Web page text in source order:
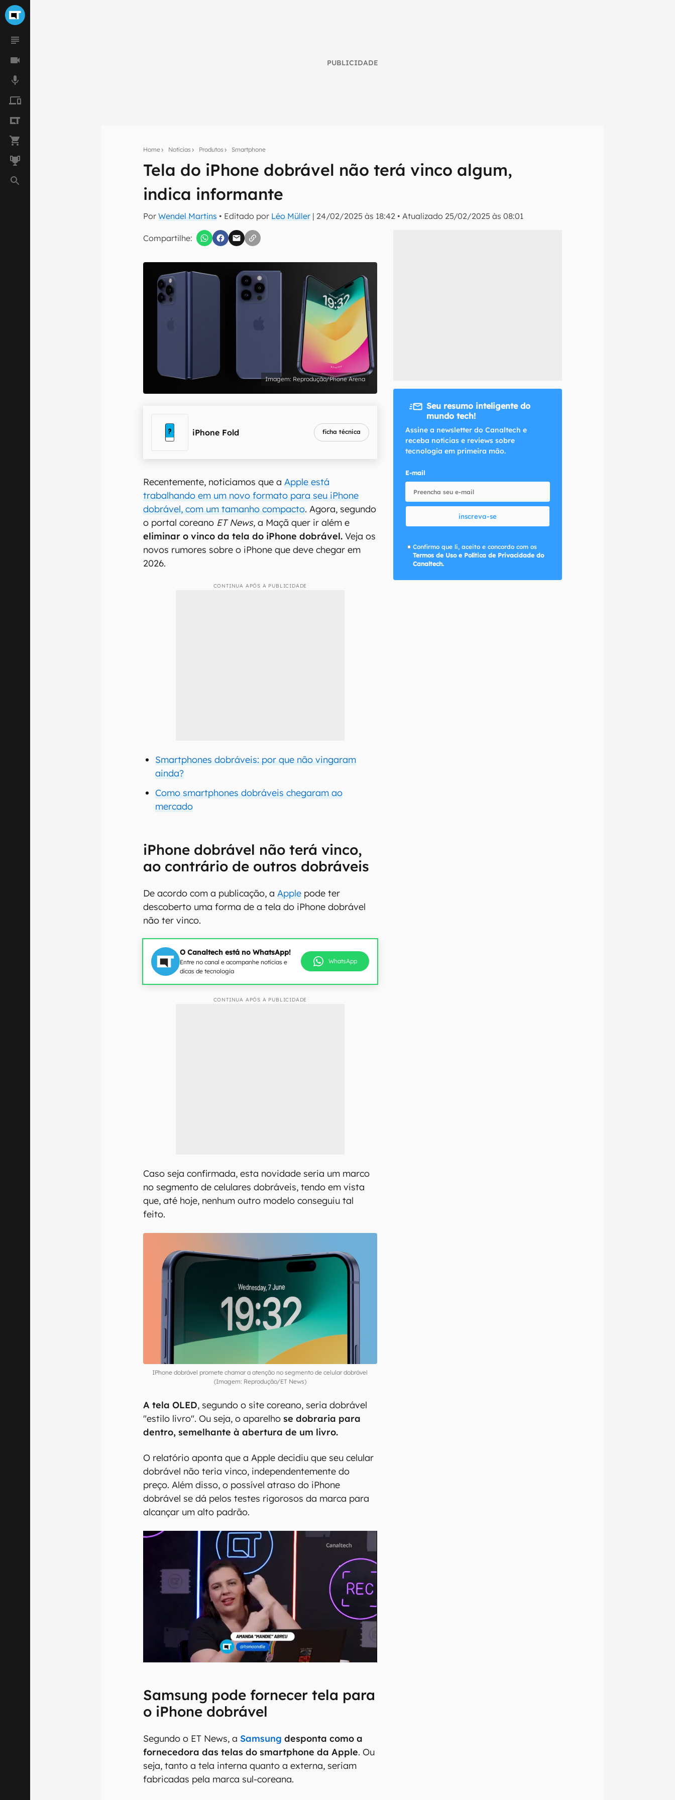
PUBLICIDADE
Home Notícias Produtos Smartphone
Tela do iPhone dobrável não terá vinco algum,
indica informante
PorWendel Martins • Editado por Léo Müller | 24/02/2025 às 18:42 •Atualizado 25/02/2025 às 08:01
Compartilhe:
Assine a newsletter do Canaltech e receba notícias e reviews sobre tecnologia em primeira
Confirmo que li, aceito e concordo com os Termos de Uso e Política de Privacidade do Canaltech.
Reprodução/Phone Arena
iPhone Fold ficha técnica
Recentemente, noticiamos que aApple está
trabalhando em um novo formato para seu iPhone
dobrável, com um tamanho compacto. Agora, segundo
o portal coreano ET News, a Maçã quer ir além e
eliminar o vinco da tela do iPhone dobrável.Veja os
novos rumores sobre o iPhone que deve chegar em
2026.
CONTINUA APÓS A PUBLICIDADE
Smartphones dobráveis: por que não vingaram
ainda?
Como smartphones dobráveis chegaram ao
mercado
iPhone dobrável não terá vinco,
ao contrário de outros dobráveis
De acordo com a publicação, aApple pode ter
descoberto uma forma de a tela do iPhone dobrável
não ter vinco.
O Canaltech está no WhatsApp!
Entre no canal e acompanhe notícias e
dicas de tecnologia
WhatsApp
CONTINUA APÓS A PUBLICIDADE
Caso seja confirmada, esta novidade seria um marco
no segmento de celulares dobráveis, tendo em vista
que, até hoje, nenhum outro modelo conseguiu tal
feito.
IPhone dobrável promete chamar a atenção no segmento de celular dobrável
(Imagem: Reprodução/ET News)
A tela OLED, segundo o site coreano, seria dobrável
"estilo livro". Ou seja, o aparelhose dobraria para
dentro, semelhante à abertura de um livro.
O relatório aponta que a Apple decidiu que seu celular
dobrável não teria vinco, independentemente do
preço. Além disso, o possível atraso do iPhone
dobrável se dá pelos testes rigorosos da marca para
alcançar um alto padrão.
Samsung pode fornecer tela para
o iPhone dobrável
Segundo o ET News, aSamsung desponta como a
fornecedora das telas do smartphone da Apple. Ou
seja, tanto a tela interna quanto a externa, seriam
fabricadas pela marca sul-coreana.
Seu resumo inteligente do
mundo tech!
Assine a newsletter do Canaltech e
receba notícias e reviews sobre
tecnologia em primeira mão.
E-mail
inscreva-se
Confirmo que li, aceito e concordo com os
Termos de Uso e Política de Privacidade do
Canaltech.